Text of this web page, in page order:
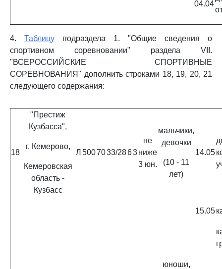
04.04
4. Таблицу подраздела 1. "Общие сведения о
спортивном соревновании" раздела VII.
"ВСЕРОССИЙСКИЕ СПОРТИВНЫЕ
СОРЕВНОВАНИЯ" дополнить строками 18, 19, 20, 21
следующего содержания:
18
"Престиж
Кузбасса",
г. Кемерово,
Кемеровская
область -
Кузбасс
Л 5007033/2863
не
ниже
3 юн.
мальчики,
девочки
(10 - 11
лет)
14.05
15.05
юноши,